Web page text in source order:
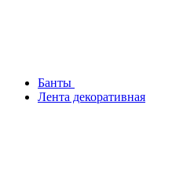
Банты
Лента декоративная